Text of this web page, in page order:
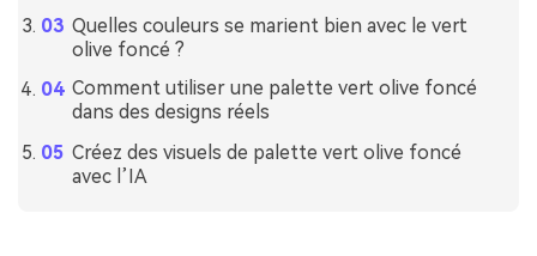
Quelles couleurs se marient bien avec le vert
olive foncé ?
Comment utiliser une palette vert olive foncé
dans des designs réels
Créez des visuels de palette vert olive foncé
avec l’IA